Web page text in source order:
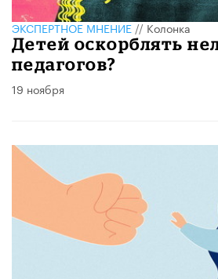
ЭКСПЕРТНОЕ МНЕНИЕ//Колонка
Детей оскорблять
педагогов?
19 ноября